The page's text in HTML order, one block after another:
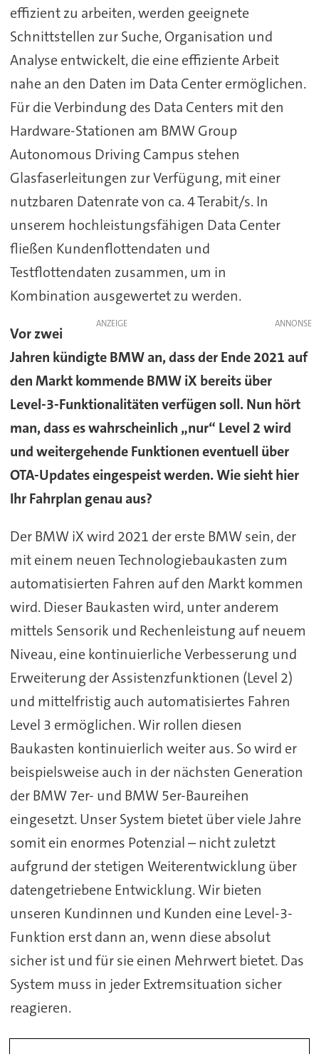
effizient zu arbeiten, werden geeignete
Schnittstellen zur Suche, Organisation und
Analyse entwickelt, die eine effiziente Arbeit
nahe an den Daten im Data Center ermöglichen.
Für die Verbindung des Data Centers mit den
Hardware-Stationen am BMW Group
Autonomous Driving Campus stehen
Glasfaserleitungen zur Verfügung, mit einer
nutzbaren Datenrate von ca. 4 Terabit/s. In
unserem hochleistungsfähigen Data Center
fließen Kundenflottendaten und
Testflottendaten zusammen, um in
Kombination ausgewertet zu werden.
ANZEIGE
Vor zwei
Jahren kündigte BMW an, dass der Ende 2021 auf
den Markt kommende BMW iX bereits über
Level-3-Funktionalitäten verfügen soll. Nun hört
man, dass es wahrscheinlich „nur“ Level 2 wird
und weitergehende Funktionen eventuell über
OTA-Updates eingespeist werden. Wie sieht hier
Ihr Fahrplan genau aus?
Der BMW iX wird 2021 der erste BMW sein, der
mit einem neuen Technologiebaukasten zum
automatisierten Fahren auf den Markt kommen
wird. Dieser Baukasten wird, unter anderem
mittels Sensorik und Rechenleistung auf neuem
Niveau, eine kontinuierliche Verbesserung und
Erweiterung der Assistenzfunktionen (Level 2)
und mittelfristig auch automatisiertes Fahren
Level 3 ermöglichen. Wir rollen diesen
Baukasten kontinuierlich weiter aus. So wird er
beispielsweise auch in der nächsten Generation
der BMW 7er- und BMW 5er-Baureihen
eingesetzt. Unser System bietet über viele Jahre
somit ein enormes Potenzial – nicht zuletzt
aufgrund der stetigen Weiterentwicklung über
datengetriebene Entwicklung. Wir bieten
unseren Kundinnen und Kunden eine Level-3-
Funktion erst dann an, wenn diese absolut
sicher ist und für sie einen Mehrwert bietet. Das
System muss in jeder Extremsituation sicher
reagieren.